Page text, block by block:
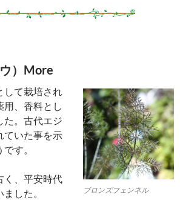
）More
ブロンズフェンネル
して栽培され
用、香料とし
た。古代エジ
ていた事を示
す。
く、平安時代
した。